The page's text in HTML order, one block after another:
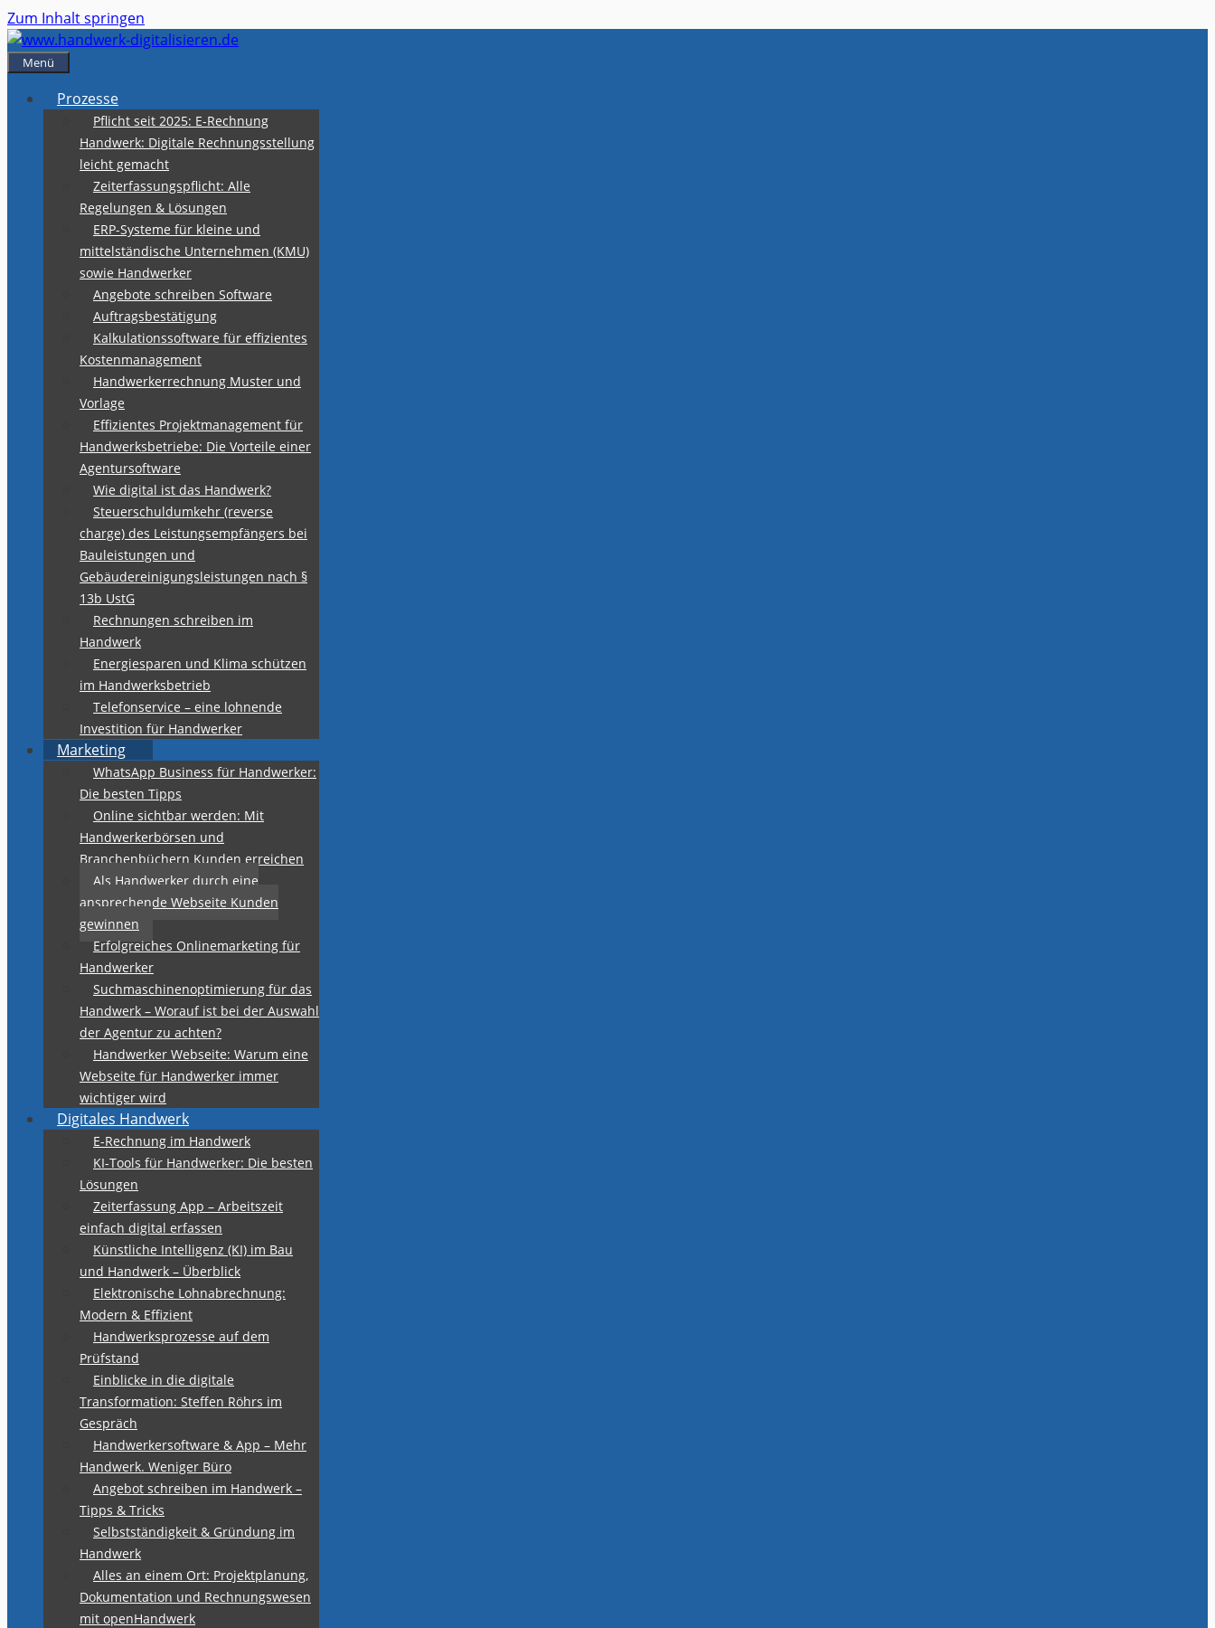
Zum Inhalt springen
Menü
Prozesse
Pflicht seit 2025: E-Rechnung
Handwerk: Digitale Rechnungsstellung
leicht gemacht
Zeiterfassungspflicht: Alle
Regelungen & Lösungen
ERP-Systeme für kleine und
mittelständische Unternehmen (KMU)
sowie Handwerker
Angebote schreiben Software
Auftragsbestätigung
Kalkulationssoftware für effizientes
Kostenmanagement
Handwerkerrechnung Muster und
Vorlage
Effizientes Projektmanagement für
Handwerksbetriebe: Die Vorteile einer
Agentursoftware
Wie digital ist das Handwerk?
Steuerschuldumkehr (reverse
charge) des Leistungsempfängers bei
Bauleistungen und
Gebäudereinigungsleistungen nach §
13b UstG
Rechnungen schreiben im
Handwerk
Energiesparen und Klima schützen
im Handwerksbetrieb
Telefonservice – eine lohnende
Investition für Handwerker
Marketing
WhatsApp Business für Handwerker:
Die besten Tipps
Online sichtbar werden: Mit
Handwerkerbörsen und
Branchenbüchern Kunden erreichen
Als Handwerker durch eine
ansprechende Webseite Kunden
gewinnen
Erfolgreiches Onlinemarketing für
Handwerker
Suchmaschinenoptimierung für das
Handwerk – Worauf ist bei der Auswahl
der Agentur zu achten?
Handwerker Webseite: Warum eine
Webseite für Handwerker immer
wichtiger wird
Digitales Handwerk
E-Rechnung im Handwerk
KI-Tools für Handwerker: Die besten
Lösungen
Zeiterfassung App – Arbeitszeit
einfach digital erfassen
Künstliche Intelligenz (KI) im Bau
und Handwerk – Überblick
Elektronische Lohnabrechnung:
Modern & Effizient
Handwerksprozesse auf dem
Prüfstand
Einblicke in die digitale
Transformation: Steffen Röhrs im
Gespräch
Handwerkersoftware & App – Mehr
Handwerk. Weniger Büro
Angebot schreiben im Handwerk –
Tipps & Tricks
Selbstständigkeit & Gründung im
Handwerk
Alles an einem Ort: Projektplanung,
Dokumentation und Rechnungswesen
mit openHandwerk